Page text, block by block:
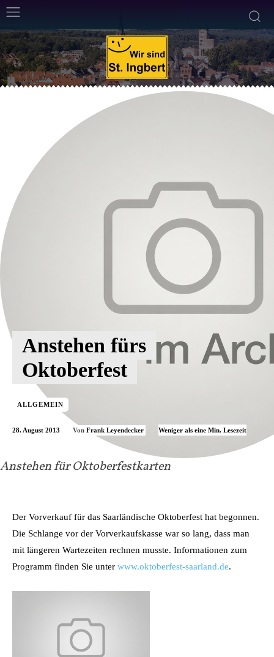
Anstehen für Oktoberfestkarten
Anstehen fürs
Oktoberfest
ALLGEMEIN
28. August 2013 Von Frank Leyendecker Weniger als eine Min. Lesezeit
Der Vorverkauf für das Saarländische Oktoberfest hat begonnen.
Die Schlange vor der Vorverkaufskasse war so lang, dass man
mit längeren Wartezeiten rechnen musste. Informationen zum
Programm finden Sie unter www.oktoberfest-saarland.de.